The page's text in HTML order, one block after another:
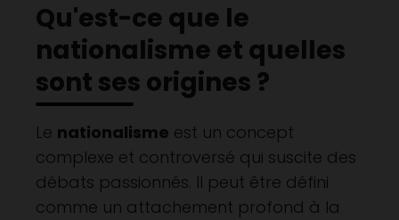
Qu'est-ce que le
nationalisme et quelles
sont ses origines ?
Le nationalisme est un concept
complexe et controversé qui suscite des
débats passionnés. Il peut être défini
comme un attachement profond à la